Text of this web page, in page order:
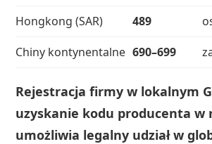
Hongkong (SAR)
489
Chiny kontynentalne 690–699
Rejestracja firmy w lokalnym
uzyskanie kodu producenta w
umożliwia legalny udział w